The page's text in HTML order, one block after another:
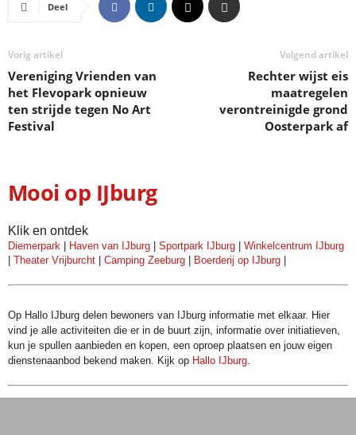
Deel
Vorig artikel
Vereniging Vrienden van
het Flevopark opnieuw
ten strijde tegen No Art
Festival
Volgend artikel
Rechter wijst eis
maatregelen
verontreinigde grond
Oosterpark af
Mooi op IJburg
Klik en ontdek
Diemerpark Haven van IJburg Sportpark IJburg
Winkelcentrum IJburg
Theater Vrijburcht Camping Zeeburg Boerderij op IJburg
Op Hallo IJburg delen bewoners van IJburg informatie met elkaar. Hier
vind je alle activiteiten die er in de buurt zijn, informatie over initiatieven,
kun je spullen aanbieden en kopen, een oproep plaatsen en jouw eigen
dienstenaanbod bekend maken. Kijk op Hallo IJburg.